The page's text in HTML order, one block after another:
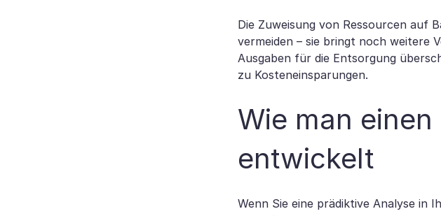
Die Zuweisung von Ressourcen auf
vermeiden – sie bringt noch weitere
Ausgaben für die Entsorgung
zu Kosteneinsparungen.
Wie man
entwickelt
Wenn Sie eine prädiktive Analyse in